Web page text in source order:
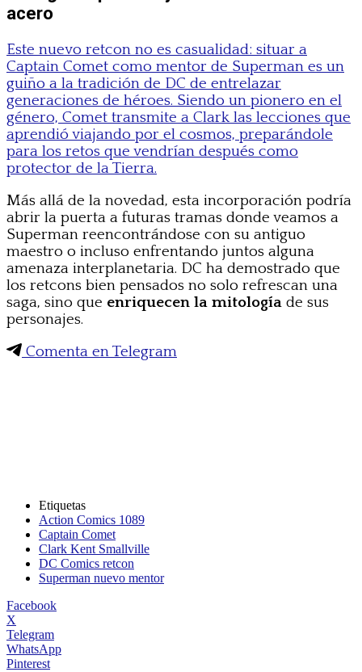
acero
Este nuevo retcon no es casualidad: situar a
Captain Comet como mentor de Superman es un
guiño a la tradición de DC de entrelazar
generaciones de héroes. Siendo un pionero en el
género, Comet transmite a Clark las lecciones que
aprendió viajando por el cosmos, preparándole
para los retos que vendrían después como
protector de la Tierra.
Más allá de la novedad, esta incorporación podría
abrir la puerta a futuras tramas donde veamos a
Superman reencontrándose con su antiguo
maestro o incluso enfrentando juntos alguna
amenaza interplanetaria. DC ha demostrado que
los retcons bien pensados no solo refrescan una
saga, sino que enriquecen la mitología de sus
personajes.
Comenta en Telegram
Etiquetas
Action Comics 1089
Captain Comet
Clark Kent Smallville
DC Comics retcon
Superman nuevo mentor
Facebook
X
Telegram
WhatsApp
Pinterest